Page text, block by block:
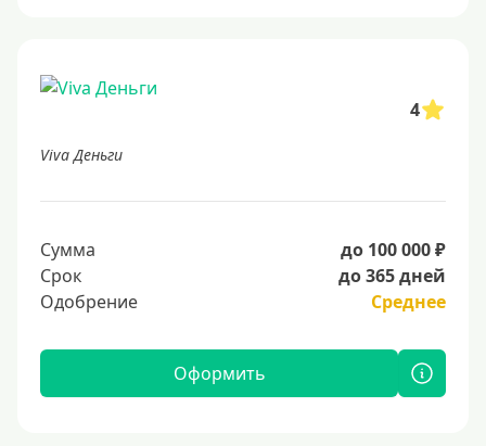
4
Viva Деньги
Сумма
до 100 000 ₽
Срок
до 365 дней
Одобрение
Среднее
Оформить